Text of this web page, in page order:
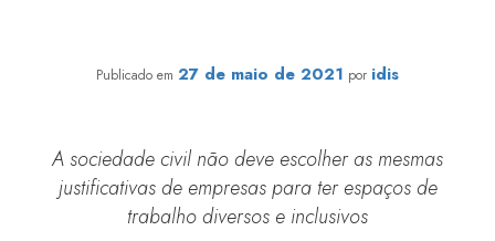
Publicado em 27 de maio de 2021 por idis
A sociedade civil não deve escolher as mesmas
justificativas de empresas para ter espaços de
trabalho diversos e inclusivos